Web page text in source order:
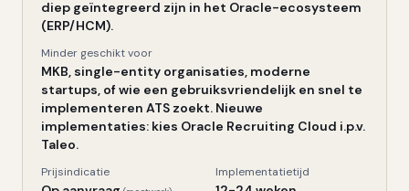
diep geïntegreerd zijn in het Oracle-ecosysteem
(ERP/HCM).
Minder geschikt voor
MKB, single-entity organisaties, moderne
startups, of wie een gebruiksvriendelijk en snel te
implementeren ATS zoekt. Nieuwe
implementaties: kies Oracle Recruiting Cloud i.p.v.
Taleo.
Prijsindicatie Implementatietijd